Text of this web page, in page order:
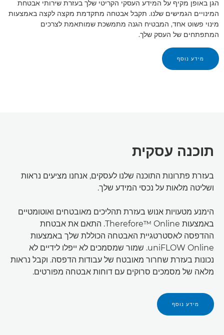
הגן באופן מקיף על המידע העסקי הקריטי שלך בעזרת שירותי אבטחת
המינויים הגמישים שלנו. תקבל אבטחה מתקדמת מקצה לקצה באמצעות
מינוי פשוט אחד, המבטיח הגנה מתמשכת שמותאמת לצרכים
המתפתחים של העסק שלך.
מידע נוסף
תוכנה עסקית
בעזרת פתרונות התוכנה שלנו לעסקים, אנחנו מציעים נראות
ושליטה מלאות על נכסי המידע שלך.
הימנע מטעויות אנוש בעזרת תהליכים מאובטחים ואוטומטיים
באמצעות Therefore™ Online. התאם את אבטחת
ההדפסה לאסטרטגיית האבטחה הכוללת שלך באמצעות
uniFLOW Online. שמור שמסמכים לא ייפלו לידיים לא
נכונות בעזרת שחרור מאובטח של עבודות הדפסה. וקבל נראות
מלאה של מסמכים סרוקים עם דוחות אבטחה מפורטים.
מידע נוסף